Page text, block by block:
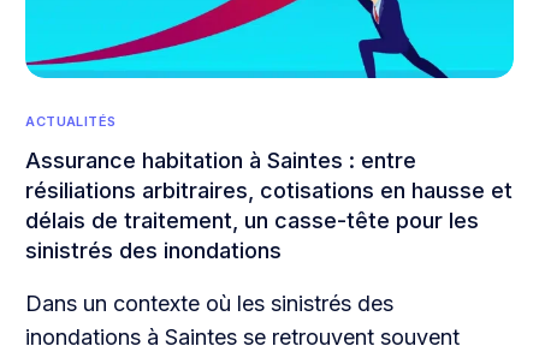
ACTUALITÉS
Assurance habitation à Saintes : entre
résiliations arbitraires, cotisations en hausse et
délais de traitement, un casse-tête pour les
sinistrés des inondations
Dans un contexte où les sinistrés des
inondations à Saintes se retrouvent souvent